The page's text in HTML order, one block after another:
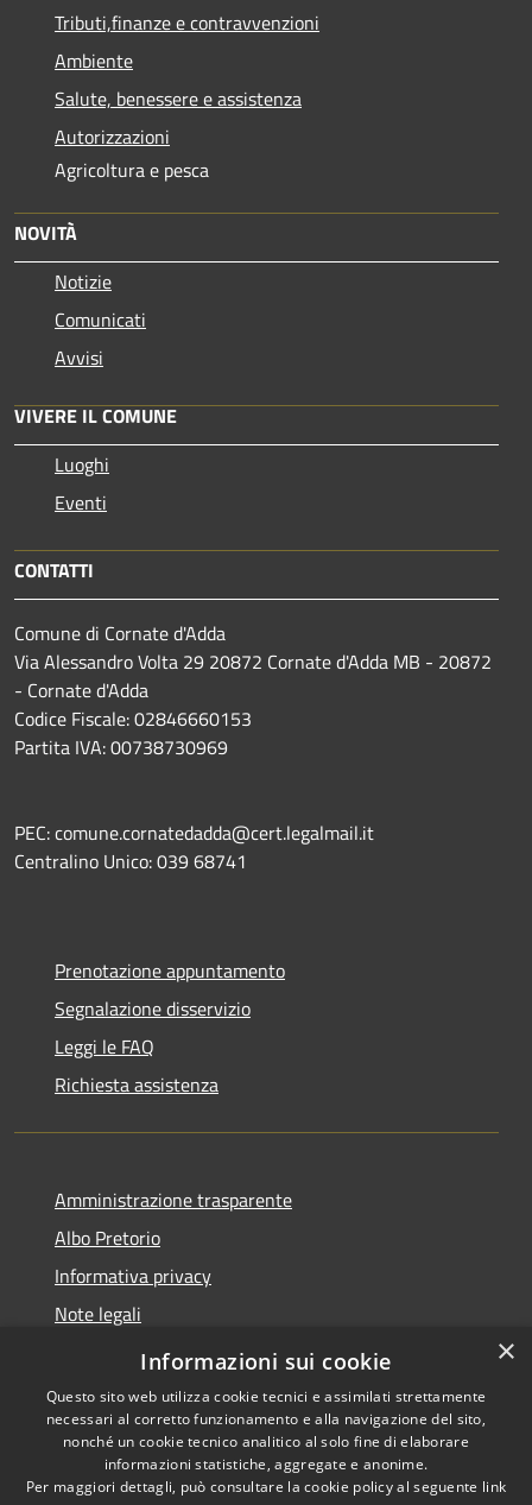
Tributi,finanze e contravvenzioni
Ambiente
Salute, benessere e assistenza
Autorizzazioni
Agricoltura e pesca
NOVITÀ
Notizie
Comunicati
Avvisi
VIVERE IL COMUNE
Luoghi
Eventi
CONTATTI
Comune di Cornate d'Adda
Via Alessandro Volta 29 20872 Cornate d'Adda MB - 20872
- Cornate d'Adda
Codice Fiscale: 02846660153
Partita IVA: 00738730969
PEC: comune.cornatedadda@cert.legalmail.it
Centralino Unico: 039 68741
Prenotazione appuntamento
Segnalazione disservizio
Leggi le FAQ
Richiesta assistenza
Amministrazione trasparente
Albo Pretorio
Informativa privacy
Note legali
Dichiarazione di accessibilità
Copyright © 2026 • Città di
Cornate d'Adda • Powered by
×
Informazioni sui cookie
Questo sito web utilizza cookie tecnici e assimilati strettamente
necessari al corretto funzionamento e alla navigazione del sito,
nonché un cookie tecnico analitico al solo fine di elaborare
informazioni statistiche, aggregate e anonime.
Per maggiori dettagli, può consultare la cookie policy al seguente link